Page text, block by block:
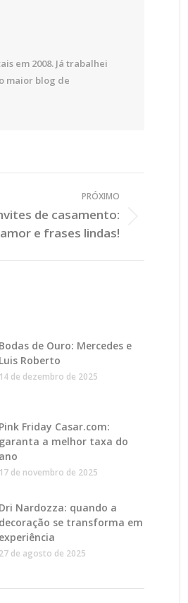
em 2008. Já trabalhei
maior blog de
PRÓXIMO
de casamento:
e frases lindas!
Bodas de Ouro: Mercedes e
Luis Roberto
14 de dezembro de 2025
Pink Friday Casar.com:
garanta a melhor taxa do
ano
17 de novembro de 2025
Dri Nardozza: quando a
decoração se transforma em
experiência
27 de agosto de 2025